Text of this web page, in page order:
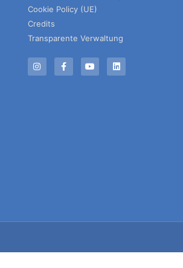
Cookie Policy (UE)
Credits
Transparente Verwaltung